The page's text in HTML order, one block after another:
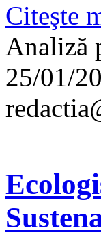
Citeşte
Analiză
25/01/